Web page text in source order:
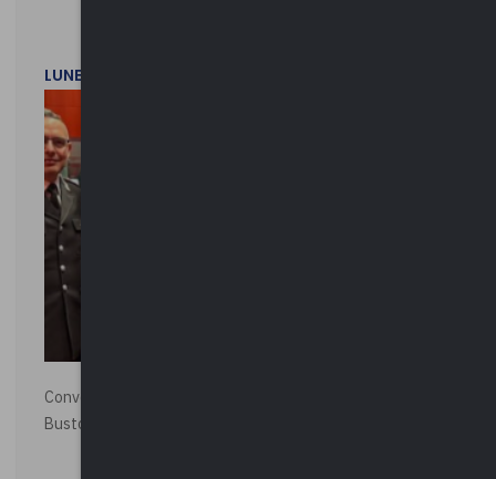
LUNEDì 1 DICEMBRE 2025
Convegno “La Polizia Locale per la sicurezza della città”,
Busto Arsizio